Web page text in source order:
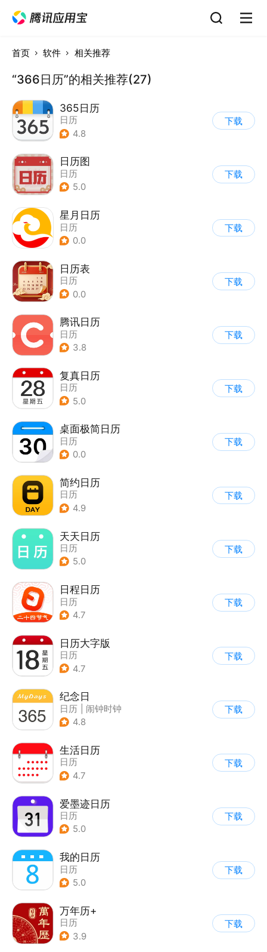
首页 软件 相关推荐
“366日历”的相关推荐(27)
365日历
日历
4.8
下载
日历图
日历
5.0
下载
星月日历
日历
0.0
下载
日历表
日历
0.0
下载
腾讯日历
日历
3.8
下载
复真日历
日历
5.0
下载
桌面极简日历
日历
0.0
下载
简约日历
日历
4.9
下载
天天日历
日历
5.0
下载
日程日历
日历
4.7
下载
日历大字版
日历
4.7
下载
纪念日
日历
闹钟时钟
4.8
下载
生活日历
日历
4.7
下载
爱墨迹日历
日历
5.0
下载
我的日历
日历
5.0
下载
万年历+
日历
3.9
下载